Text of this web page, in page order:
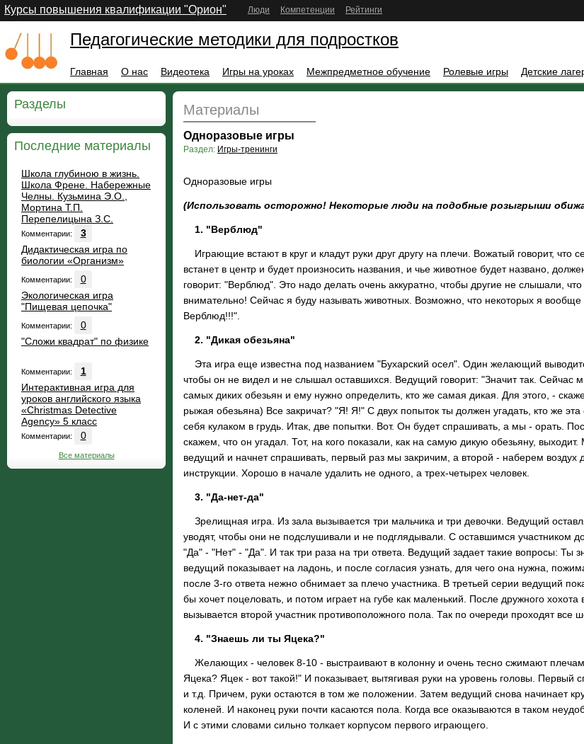
Курсы повышения квалификации "Орион" Люди Компетенции Рейтинги
Педагогические методики для подростков
Главная О нас Видеотека Игры на уроках Межпредметное обучение Ролевые игры Детские
Разделы
Последние материалы
Школа глубиною в жизнь.
Школа Френе. Набережные
Челны. Кузьмина Э.О.,
Мортина Т.П.
Перепелицына З.С.
Комментарии:
3
Дидактическая игра по
биологии «Организм»
Комментарии:
0
Экологическая игра
"Пищевая цепочка"
Комментарии:
0
"Сложи квадрат" по физике
Комментарии:
1
Интерактивная игра для
уроков английского языка
«Christmas Detective
Agency» 5 класс
Комментарии: 0
Все материалы
Материалы
Одноразовые игры
Раздел: Игры-тренинги
Одноразовые игры
(Использовать осторожно! Некоторые люди на подобные розыгрыши
1. "Верблюд"
Играющие встают в круг и кладут руки друг другу на плечи. Вожатый говорит, что
встанет в центр и будет произносить названия, и чье животное будет названо,
говорит: "Верблюд". Это надо делать очень аккуратно, чтобы другие не слышали,
внимательно! Сейчас я буду называть животных. Возможно, что некоторых я
Верблюд!!!".
2. "Дикая обезьяна"
Эта игра еще известна под названием "Бухарский осел". Один желающий
чтобы он не видел и не слышал оставшихся. Ведущий говорит: "Значит так.
самых диких обезьян и ему нужно определить, кто же самая дикая. Для этого, -
рыжая обезьяна) Все закричат? "Я! Я!" С двух попыток ты должен угадать, кто же
себя кулаком в грудь. Итак, две попытки. Вот. Он будет спрашивать, а мы - орать.
скажем, что он угадал. Тот, на кого показали, как на самую дикую обезьяну,
ведущий и начнет спрашивать, первый раз мы закричим, а второй - наберем воздух
инструкции. Хорошо в начале удалить не одного, а трех-четырех человек.
3. "Да-нет-да"
Зрелищная игра. Из зала вызывается три мальчика и три девочки. Ведущий
уводят, чтобы они не подслушивали и не подглядывали. С оставшимся участником
"Да" - "Нет" - "Да". И так три раза на три ответа. Ведущий задает такие вопросы: Ты
ведущий показывает на ладонь, и после согласия узнать, для чего она нужна,
после 3-го ответа нежно обнимает за плечо участника. В третьей серии ведущий
бы хочет поцеловать, и потом играет на губе как маленький. После дружного
вызывается второй участник противоположного пола. Так по очереди проходят все
4. "Знаешь ли ты Яцека?"
Желающих - человек 8-10 - выстраивают в колонну и очень тесно сжимают
Яцека? Яцек - вот такой!" И показывает, вытягивая руки на уровень головы. Первый
и т.д. Причем, руки остаются в том же положении. Затем ведущий снова начинает
коленей. И наконец руки почти касаются пола. Когда все оказываются в таком
И с этими словами сильно толкает корпусом первого играющего.